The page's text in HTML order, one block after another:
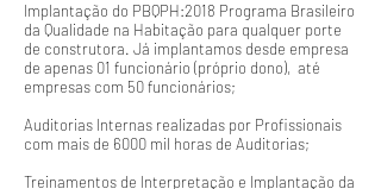
Implantação do PBQPH:2018 Programa Brasileiro
da Qualidade na Habitação para qualquer porte
de construtora. Já implantamos desde empresa
de apenas 01 funcionário (próprio dono), até
empresas com 50 funcionários;
Auditorias Internas realizadas por Profissionais
com mais de 6000 mil horas de Auditorias;
Treinamentos de Interpretação e Implantação da